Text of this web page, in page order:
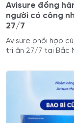
Avisure đồng
người có công
27/7
Avisure phối hợp
tri ân 27/7 tại Bắc